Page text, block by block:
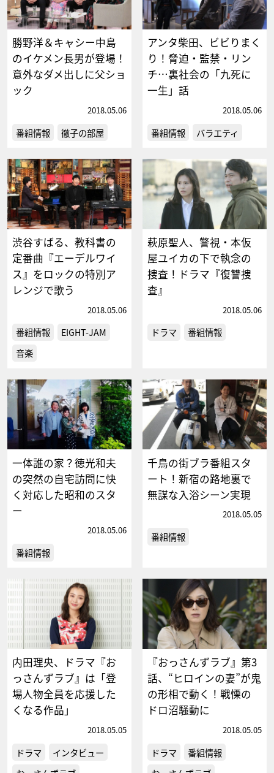
勝野洋＆キャシー中島
のイケメン長男が登場！
意外なダメ出しに父ショ
ック
2018.05.06
番組情報 徹子の部屋
アンタ柴田、ビビりまく
り！脅迫・監禁・リン
チ…裏社会の「九死に
一生」話
2018.05.06
番組情報 バラエティ
渋谷すばる、教科書の
定番曲『エーデルワイ
ス』をロックの特別ア
レンジで歌う
2018.05.06
番組情報
EIGHT-JAM
音楽
萩原聖人、警視・本仮
屋ユイカの下で執念の
捜査！ドラマ『復讐捜
査』
2018.05.06
ドラマ 番組情報
一体誰の家？徳光和夫
の突然の自宅訪問に快
く対応した昭和のスタ
ー
2018.05.06
番組情報
千鳥の街ブラ番組スタ
ート！新宿の路地裏で
無謀な入浴シーン実現
2018.05.05
番組情報
内田理央、ドラマ『お
っさんずラブ』は「登
場人物全員を応援した
くなる作品」
2018.05.05
ドラマ
インタビュー
『おっさんずラブ』第3
話、“ヒロインの妻”が鬼
の形相で動く！戦慄の
ドロ沼騒動に
2018.05.05
ドラマ
番組情報